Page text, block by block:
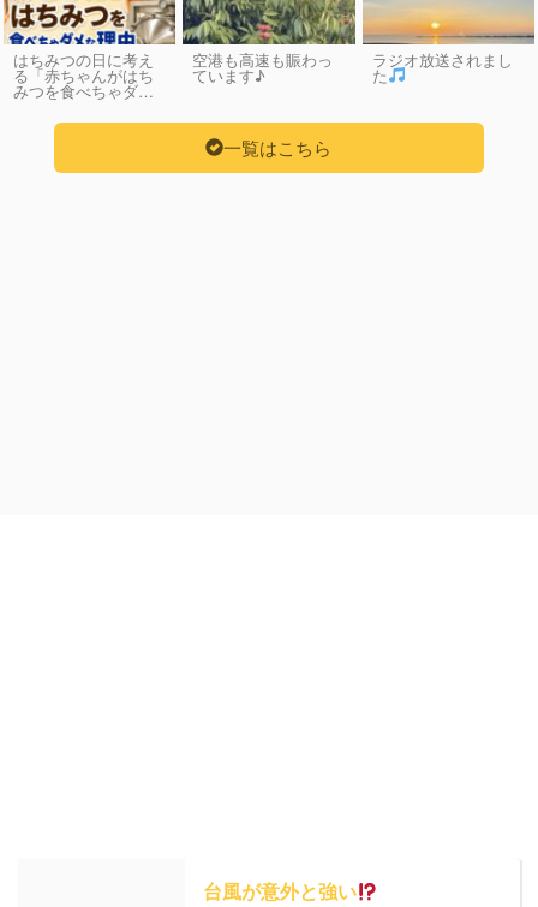
はちみつの日に考え
る「赤ちゃんがはち
みつを食べちゃダ…
空港も高速も賑わっ
ています♪
ラジオ放送されまし
た
一覧はこちら
台風が意外と強い